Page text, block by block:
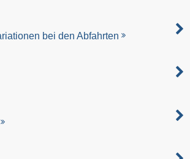
bei den Abfahrten